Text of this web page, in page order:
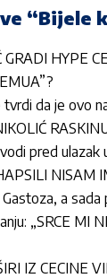
“Bijele
GRADI HYPE
da je ovo
pred ulazak
NISAM
Gastoza, a
„SRCE MI
IZ CECINE